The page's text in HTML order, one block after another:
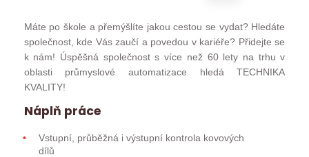
Máte po škole a přemýšlíte jakou cestou se vydat? Hledáte
společnost, kde Vás zaučí a povedou v kariéře? Přidejte se
k nám! Úspěšná společnost s více než 60 lety na trhu v
oblasti průmyslové automatizace hledá TECHNIKA
KVALITY!
Náplň práce
Vstupní, průběžná i výstupní kontrola kovových
dílů